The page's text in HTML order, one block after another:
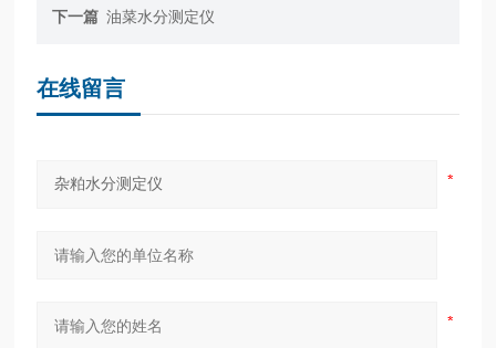
下一篇 油菜水分测定仪
在线留言